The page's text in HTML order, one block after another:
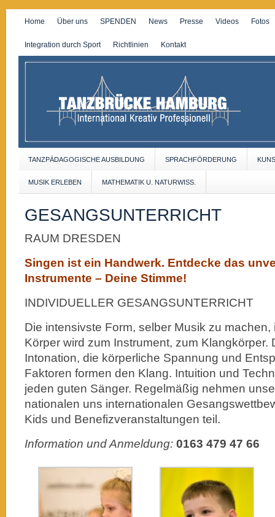
Home Über uns SPENDEN News Presse Videos Fotos
Integration durch Sport Richtlinien Kontakt
TANZPÄDAGOGISCHE AUSBILDUNG SPRACHFÖRDERUNG
MUSIK ERLEBEN MATHEMATIK U. NATURWISS.
GESANGSUNTERRICHT
RAUM DRESDEN
Singen ist ein Handwerk. Entdecke das
Instrumente – Deine Stimme!
INDIVIDUELLER GESANGSUNTERRICHT
Die intensivste Form, selber Musik zu
Körper wird zum Instrument, zum Klangkörper.
Intonation, die körperliche Spannung und
Faktoren formen den Klang. Intuition und
jeden guten Sänger. Regelmäßig nehmen
nationalen uns internationalen
Kids und Benefizveranstaltungen teil.
Information und Anmeldung: 0163 479 47 66